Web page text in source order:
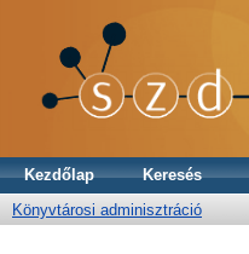
Kezdőlap Keresés
Könyvtárosi adminisztráció